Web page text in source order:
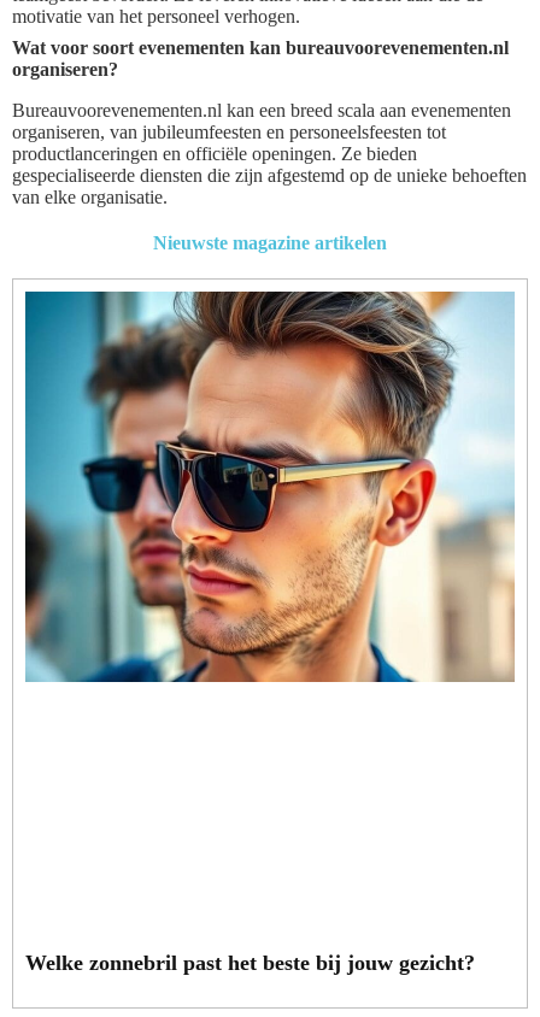
motivatie van het personeel verhogen.
Wat voor soort evenementen kan bureauvoorevenementen.nl
organiseren?
Bureauvoorevenementen.nl kan een breed scala aan evenementen
organiseren, van jubileumfeesten en personeelsfeesten tot
productlanceringen en officiële openingen. Ze bieden
gespecialiseerde diensten die zijn afgestemd op de unieke behoeften
van elke organisatie.
Nieuwste magazine artikelen
Welke zonnebril past het beste bij jouw gezicht?